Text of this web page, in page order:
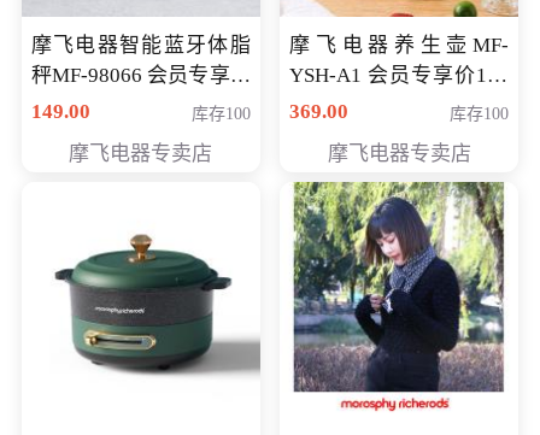
摩飞电器智能蓝牙体脂
秤MF-98066 会员专享价
98元
149.00 库存100
摩飞电器专卖店
摩飞电器养生壶MF-
YSH-A1 会员专享价198
元
369.00 库存100
摩飞电器专卖店